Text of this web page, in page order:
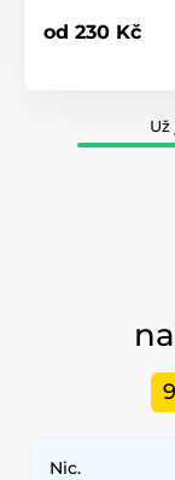
od 230 Kč
Nic.